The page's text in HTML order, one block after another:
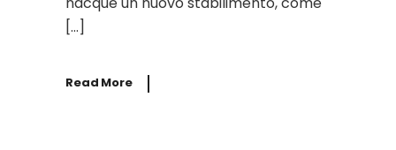
[…]
Read More